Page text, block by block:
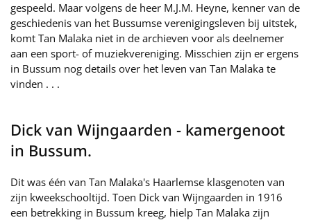
gespeeld. Maar volgens de heer M.J.M. Heyne, kenner van de
geschiedenis van het Bussumse verenigingsleven bij uitstek,
komt Tan Malaka niet in de archieven voor als deelnemer
aan een sport- of muziekvereniging. Misschien zijn er ergens
in Bussum nog details over het leven van Tan Malaka te
vinden . . .
Dick van Wijngaarden - kamergenoot
in Bussum.
Dit was één van Tan Malaka's Haarlemse klasgenoten van
zijn kweekschooltijd. Toen Dick van Wijngaarden in 1916
een betrekking in Bussum kreeg, hielp Tan Malaka zijn